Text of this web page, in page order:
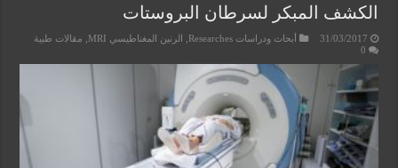
الكشف المبكر لسرطان البروستات
31/03/2017 أبحاث ودراسات Researches الرنين المغناطيسي MRI
مقالات طبية
0